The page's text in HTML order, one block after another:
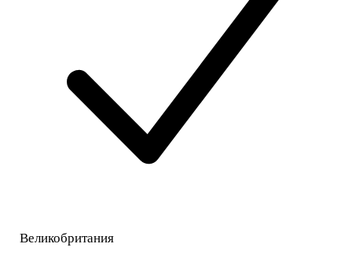
Великобритания